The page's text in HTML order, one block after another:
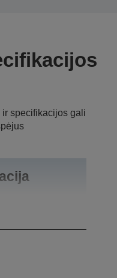
ir specifikacijos gali